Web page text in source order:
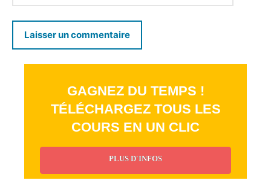
GAGNEZ DU TEMPS !
TÉLÉCHARGEZ TOUS LES
COURS EN UN CLIC
PLUS D'INFOS